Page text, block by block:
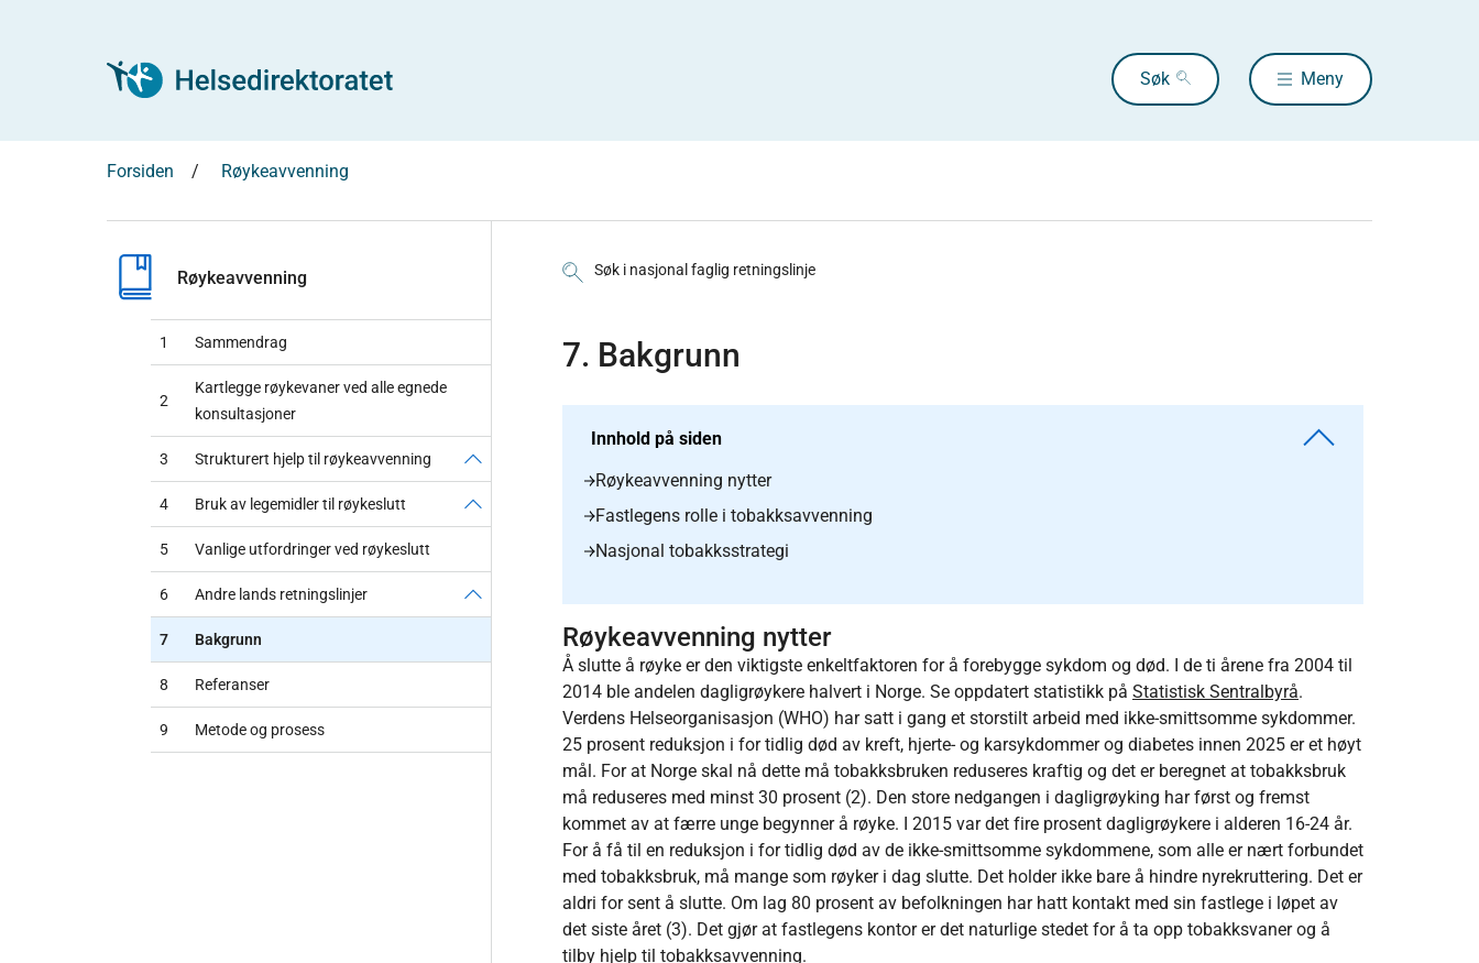
Søk Meny
Forsiden Røykeavvenning
Røykeavvenning
1 Sammendrag
2
Kartlegge røykevaner ved alle egnede
konsultasjoner
3 Strukturert hjelp til røykeavvenning
4 Bruk av legemidler til røykeslutt
5 Vanlige utfordringer ved røykeslutt
6 Andre lands retningslinjer
7 Bakgrunn
8 Referanser
9 Metode og prosess
Søk i nasjonal faglig retningslinje
7. Bakgrunn
Innhold på siden
Røykeavvenning nytter
Fastlegens rolle i tobakksavvenning
Nasjonal tobakksstrategi
Røykeavvenning nytter
Å slutte å røyke er den viktigste enkeltfaktoren for å forebygge sykdom og død. I de ti årene fra 2004 til
2014 ble andelen dagligrøykere halvert i Norge. Se oppdatert statistikk på Statistisk Sentralbyrå.
Verdens Helseorganisasjon (WHO) har satt i gang et storstilt arbeid med ikke-smittsomme sykdommer.
25 prosent reduksjon i for tidlig død av kreft, hjerte- og karsykdommer og diabetes innen 2025 er et høyt
mål. For at Norge skal nå dette må tobakksbruken reduseres kraftig og det er beregnet at tobakksbruk
må reduseres med minst 30 prosent (2). Den store nedgangen i dagligrøyking har først og fremst
kommet av at færre unge begynner å røyke. I 2015 var det fire prosent dagligrøykere i alderen 16-24 år.
For å få til en reduksjon i for tidlig død av de ikke-smittsomme sykdommene, som alle er nært forbundet
med tobakksbruk, må mange som røyker i dag slutte. Det holder ikke bare å hindre nyrekruttering. Det er
aldri for sent å slutte. Om lag 80 prosent av befolkningen har hatt kontakt med sin fastlege i løpet av
det siste året (3). Det gjør at fastlegens kontor er det naturlige stedet for å ta opp tobakksvaner og å
tilby hjelp til tobakksavvenning.